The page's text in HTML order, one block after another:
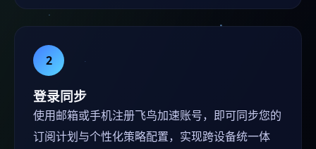
2
登录同步
使用邮箱或手机注册飞鸟加速账号，即可同步您的
订阅计划与个性化策略配置，实现跨设备统一体